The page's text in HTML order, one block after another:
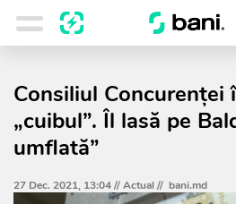
Consiliul Concurenței
„cuibul”. Îl lasă pe
umflată”
27 Dec. 2021, 13:04 //Actual// bani.md